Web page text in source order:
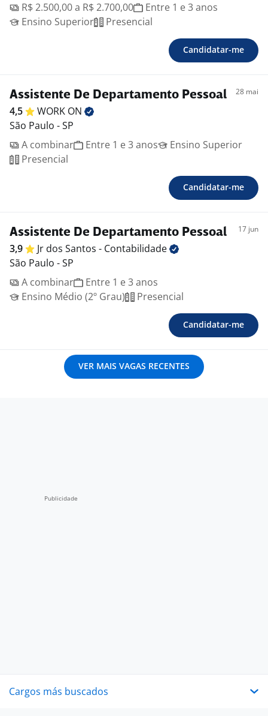
R$ 2.500,00 a R$ 2.700,00
Entre 1 e 3 anos
Ensino Superior
Presencial
Candidatar-me
Assistente De Departamento Pessoal 28 mai
4,5 WORK ON
São Paulo - SP
A combinar
Entre 1 e 3 anos
Ensino Superior
Presencial
Candidatar-me
Assistente De Departamento Pessoal 17 jun
3,9 Jr dos Santos - Contabilidade
São Paulo - SP
A combinar
Entre 1 e 3 anos
Ensino Médio (2º Grau)
Presencial
Candidatar-me
VER MAIS VAGAS RECENTES
Cargos más buscados